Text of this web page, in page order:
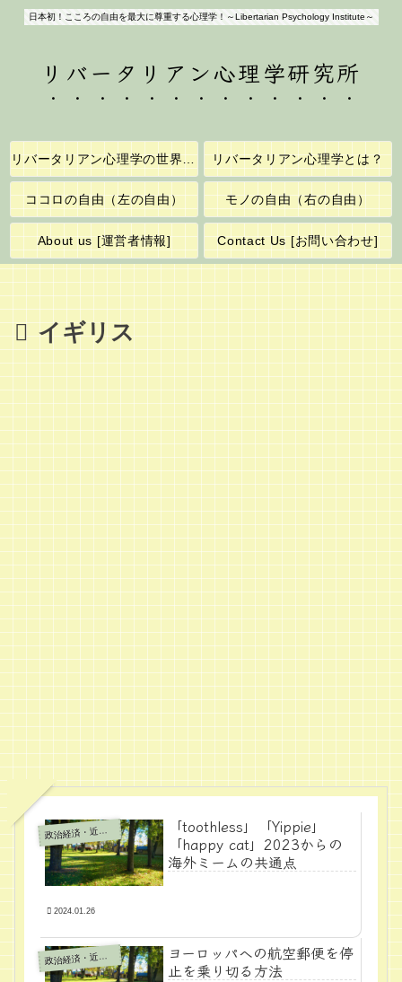
日本初！こころの自由を最大に尊重する心理学！～Libertarian Psychology Institute～
リバータリアン心理学研究所
リバータリアン心理学の世界へようこそ！ リバータリアン心理学とは？
ココロの自由（左の自由） モノの自由（右の自由）
About us [運営者情報] Contact Us [お問い合わせ]
イギリス
政
治経済・近代学問
「toothless」「Yippie」
「happy cat」2023からの
海外ミームの共通点
2024.01.26
政
治経済・近代学問
ヨーロッパへの航空郵便を停
止を乗り切る方法